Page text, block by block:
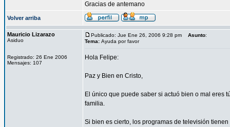
Gracias de antemano
Volver arriba
Mauricio Lizarazo
Asiduo
Registrado: 26 Ene 2006
Mensajes: 107
Publicado: Jue Ene 26, 2006 9:28 pm Asunto:
Tema: Ayuda por favor
Hola Felipe:
Paz y Bien en Cristo,
El único que puede saber si actuó bien o mal eres
familia.
Si bien es cierto, los programas de televisión